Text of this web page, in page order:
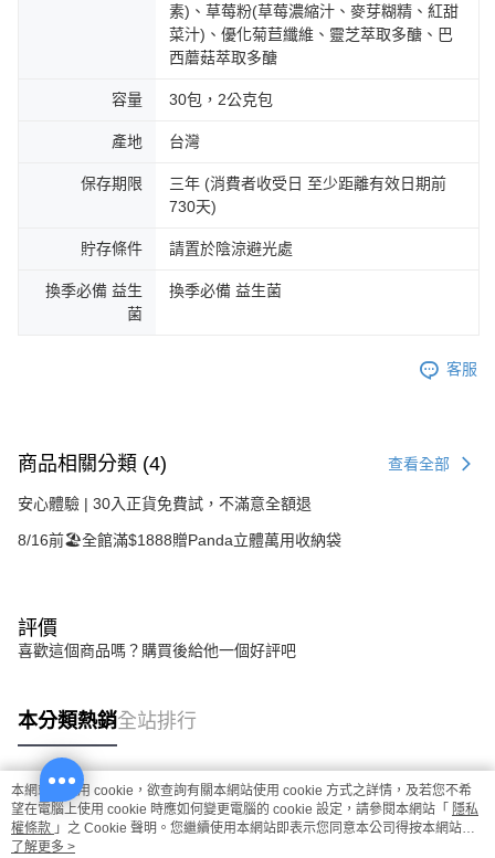
素)、草莓粉(草莓濃縮汁、麥芽糊精、紅甜
菜汁)、優化菊苣纖維、靈芝萃取多醣、巴
西蘑菇萃取多醣
容量 30包，2公克包
產地 台灣
保存期限
三年 (消費者收受日 至少距離有效日期前
730天)
貯存條件 請置於陰涼避光處
換季必備 益生
菌
換季必備 益生菌
客服
商品相關分類 (4) 查看全部
安心體驗 | 30入正貨免費試，不滿意全額退
8/16前🏖️全館滿$1888贈Panda立體萬用收納袋
評價
喜歡這個商品嗎？購買後給他一個好評吧
本分類熱銷全站排行
熱門標籤
本網站中使用 cookie，欲查詢有關本網站使用 cookie 方式之詳情，及若您不希
望在電腦上使用 cookie 時應如何變更電腦的 cookie 設定，請參閱本網站「 隱私
權條款 」之 Cookie 聲明。您繼續使用本網站即表示您同意本公司得按本網站使
用條款之 Cookie 聲明使用 cookie。
了解更多 >